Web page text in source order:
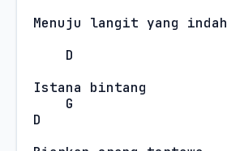
Menuju langit yang indah
D
Istana bintang
G
D